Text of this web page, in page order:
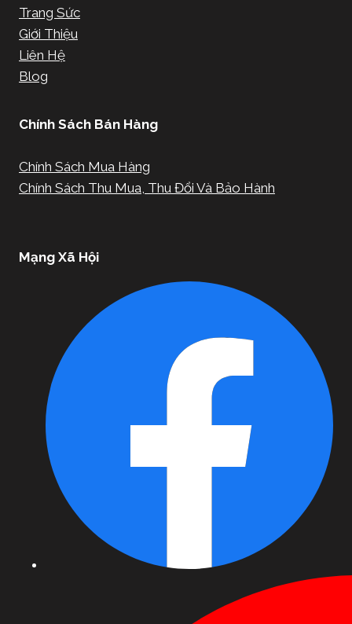
Trang Sức
Giới Thiệu
Liên Hệ
Blog
Chính Sách Bán Hàng
Chính Sách Mua Hàng
Chính Sách Thu Mua, Thu Đổi Và Bảo Hành
Mạng Xã Hội